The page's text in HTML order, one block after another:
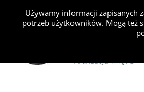
Używamy informacji zapisanych
potrzeb użytkowników. Mogą też